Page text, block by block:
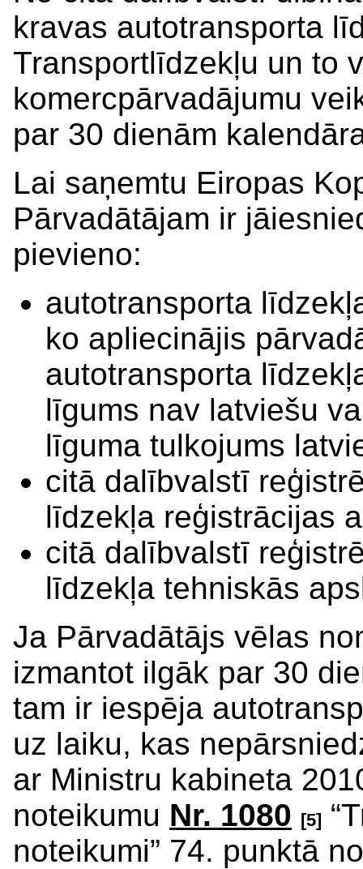
kravas autotransporta
Transportlīdzekļu un to
komercpārvadājumu
par 30 dienām
Lai saņemtu Eiropas
Pārvadātājam ir
pievieno:
autotransporta
ko apliecinājis
autotransporta
līgums nav latviešu
līguma tulkojums
citā dalībvalstī
līdzekļa reģistrācijas
citā dalībvalstī
līdzekļa tehniskās
Ja Pārvadātājs vēlas
izmantot ilgāk par 30
tam ir iespēja
uz laiku, kas
ar Ministru kabineta
noteikumu Nr. 1080 [5]
noteikumi” 74. punktā